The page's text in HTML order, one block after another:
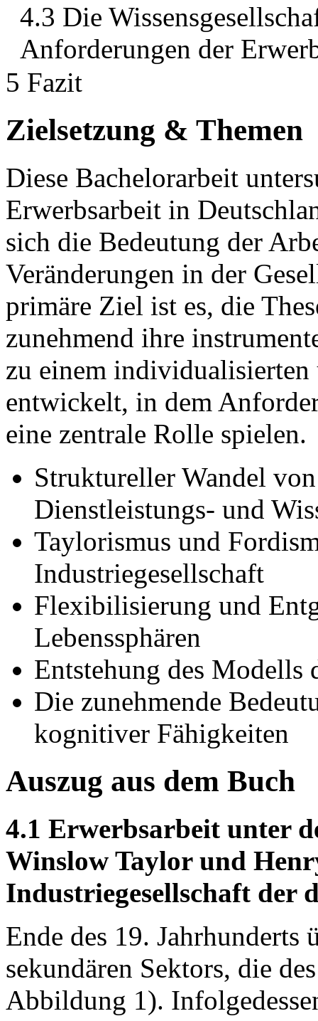
4.3 Die
Anforderungen der
5 Fazit
Zielsetzung & Themen
Diese Bachelorarbeit
Erwerbsarbeit in
sich die Bedeutung der
Veränderungen in der
primäre Ziel ist es, die
zunehmend ihre
zu einem
entwickelt, in dem
eine zentrale Rolle spielen.
Struktureller Wandel
Dienstleistungs- und
Taylorismus und
Industriegesellschaft
Flexibilisierung und
Lebenssphären
Entstehung des Modells
Die zunehmende
kognitiver Fähigkeiten
Auszug aus dem Buch
4.1 Erwerbsarbeit unter
Winslow Taylor und
Industriegesellschaft der
Ende des 19. Jahrhunderts
sekundären Sektors, die
Abbildung 1).